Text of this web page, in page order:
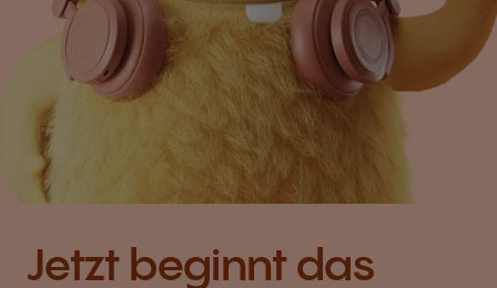
Jetzt beginnt das